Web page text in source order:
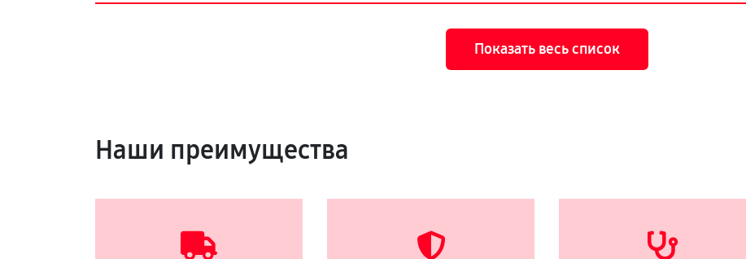
Показать весь список
Наши преимущества